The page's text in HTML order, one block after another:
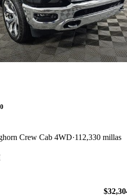
Crew Cab 4WD 112,330 millas